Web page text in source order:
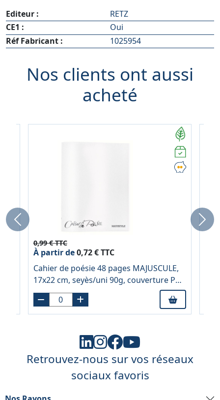
Editeur :
RETZ
CE1 :
Oui
Réf Fabricant :
1025954
Nos clients ont aussi
acheté
0,99 € TTC
À partir de0,72 € TTC
Cahier de poésie 48 pages MAJUSCULE,
17x22 cm, seyès/uni 90g, couverture PP
incolore
Previous Next
Retrouvez-nous sur vos réseaux
sociaux favoris